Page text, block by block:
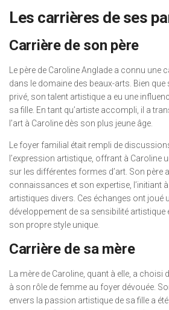
Les carrières de ses
Carrière de son père
Le père de Caroline Anglade a connu une
dans le domaine des beaux-arts. Bien
privé, son talent artistique a eu une
sa fille. En tant qu’artiste accompli, il a
l’art à Caroline dès son plus jeune âge.
Le foyer familial était rempli de
l’expression artistique, offrant à Caroline
sur les différentes formes d’art. Son père
connaissances et son expertise, l’initiant
artistiques divers. Ces échanges ont joué
développement de sa sensibilité artistique
son propre style unique.
Carrière de sa mère
La mère de Caroline, quant à elle, a
à son rôle de femme au foyer dévouée.
envers la passion artistique de sa fille a